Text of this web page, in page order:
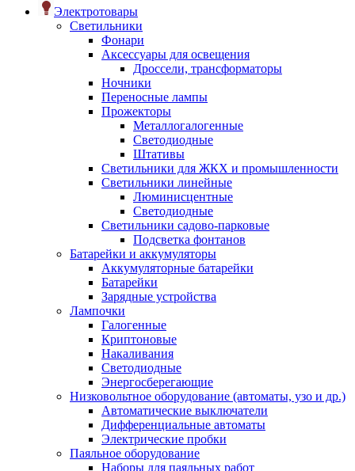
Электротовары
Светильники
Фонари
Аксессуары для освещения
Дроссели, трансформаторы
Ночники
Переносные лампы
Прожекторы
Металлогалогенные
Светодиодные
Штативы
Светильники для ЖКХ и промышленности
Светильники линейные
Люминисцентные
Светодиодные
Светильники садово-парковые
Подсветка фонтанов
Батарейки и аккумуляторы
Аккумуляторные батарейки
Батарейки
Зарядные устройства
Лампочки
Галогенные
Криптоновые
Накаливания
Светодиодные
Энергосберегающие
Низковольтное оборудование (автоматы, узо и др.)
Автоматические выключатели
Дифференциальные автоматы
Электрические пробки
Паяльное оборудование
Наборы для паяльных работ